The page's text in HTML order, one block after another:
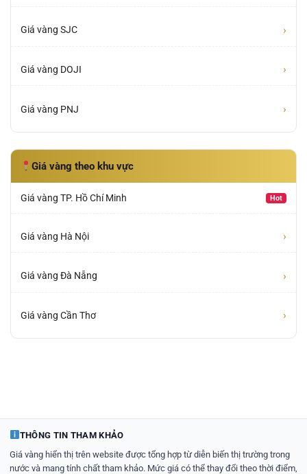
Giá vàng SJC ›
Giá vàng DOJI ›
Giá vàng PNJ ›
Giá vàng theo khu vực
Giá vàng TP. Hồ Chí Minh Hot
Giá vàng Hà Nội ›
Giá vàng Đà Nẵng ›
Giá vàng Cần Thơ ›
THÔNG TIN THAM KHẢO
Giá vàng hiển thị trên website được tổng hợp từ diễn biến thị trường trong
nước và mang tính chất tham khảo. Mức giá có thể thay đổi theo thời điểm,